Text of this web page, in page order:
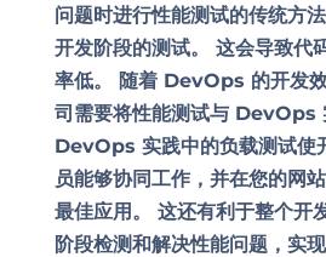
问题时进行性能测试的传统方
开发阶段的测试。 这会导致代
率低。 随着 DevOps 的开发
司需要将性能测试与 DevOps
DevOps 实践中的负载测试使
员能够协同工作，并在您的网
最佳应用。 这还有利于整个开
阶段检测和解决性能问题，实